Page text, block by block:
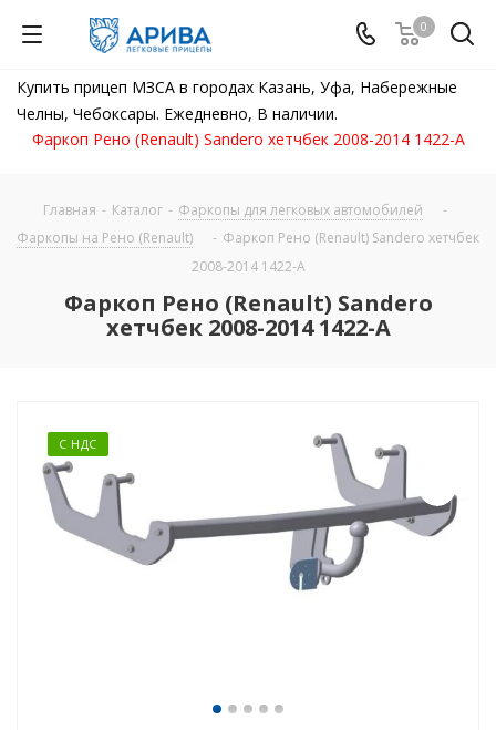
0
Купить прицеп МЗСА в городах Казань, Уфа, Набережные
Челны, Чебоксары. Ежедневно, В наличии.
Фаркоп Рено (Renault) Sandero хетчбек 2008-2014 1422-A
Главная - Каталог - Фаркопы для легковых автомобилей
-
Фаркопы на Рено (Renault)
- Фаркоп Рено (Renault) Sandero хетчбек
2008-2014 1422-A
Фаркоп Рено (Renault) Sandero
хетчбек 2008-2014 1422-A
С НДС